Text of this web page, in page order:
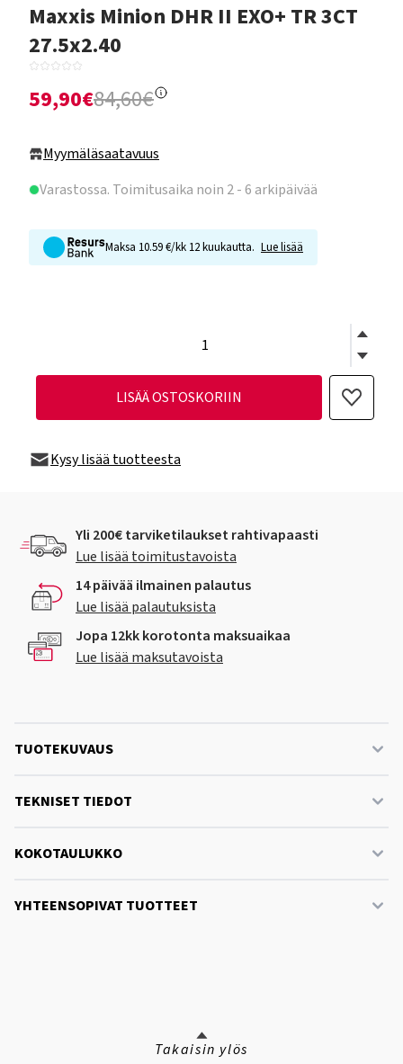
Maxxis Minion DHR II EXO+ TR 3CT
27.5x2.40
59,90€84,60€
Myymäläsaatavuus
Varastossa. Toimitusaika noin 2 - 6 arkipäivää
Maksa 10.59 €/kk 12 kuukautta. Lue lisää
LISÄÄ OSTOSKORIIN
Kysy lisää tuotteesta
Yli 200€ tarviketilaukset rahtivapaasti
Lue lisää toimitustavoista
14 päivää ilmainen palautus
Lue lisää palautuksista
Jopa 12kk korotonta maksuaikaa
Lue lisää maksutavoista
TUOTEKUVAUS
TEKNISET TIEDOT
KOKOTAULUKKO
YHTEENSOPIVAT TUOTTEET
Takaisin ylös